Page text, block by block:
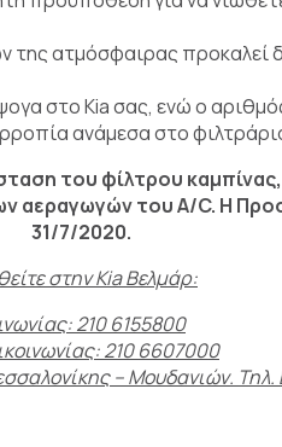
της ατμόσφαιρας προκαλεί
στο Kia σας, ενώ ο
ανάμεσα στο
του φίλτρου
αεραγωγών του A/C. Η
31/7/2020.
στην Kia Βελμάρ:
210 6155800
210 6607000
– Μουδανιών. Τηλ.